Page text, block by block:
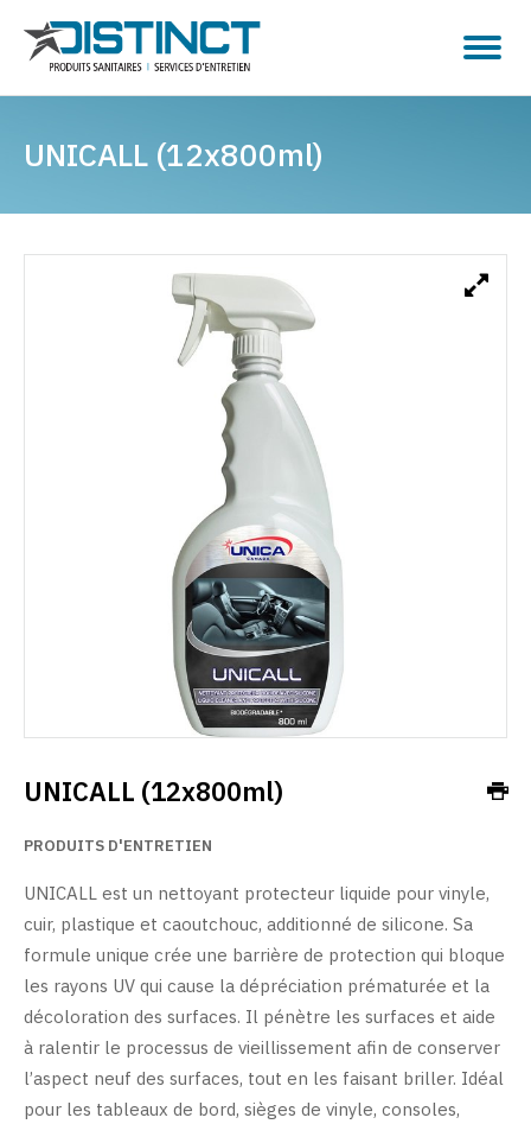
UNICALL (12x800ml)
UNICALL (12x800ml)
PRODUITS D'ENTRETIEN
UNICALL est un nettoyant protecteur liquide pour vinyle,
cuir, plastique et caoutchouc, additionné de silicone. Sa
formule unique crée une barrière de protection qui bloque
les rayons UV qui cause la dépréciation prématurée et la
décoloration des surfaces. Il pénètre les surfaces et aide
à ralentir le processus de vieillissement afin de conserver
l’aspect neuf des surfaces, tout en les faisant briller. Idéal
pour les tableaux de bord, sièges de vinyle, consoles,